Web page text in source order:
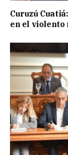
Curuzú
en el violento